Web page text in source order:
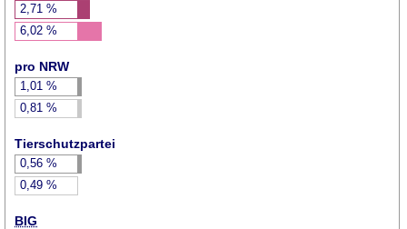
2,71 %
6,02 %
pro NRW
1,01 %
0,81 %
Tierschutzpartei
0,56 %
0,49 %
BIG